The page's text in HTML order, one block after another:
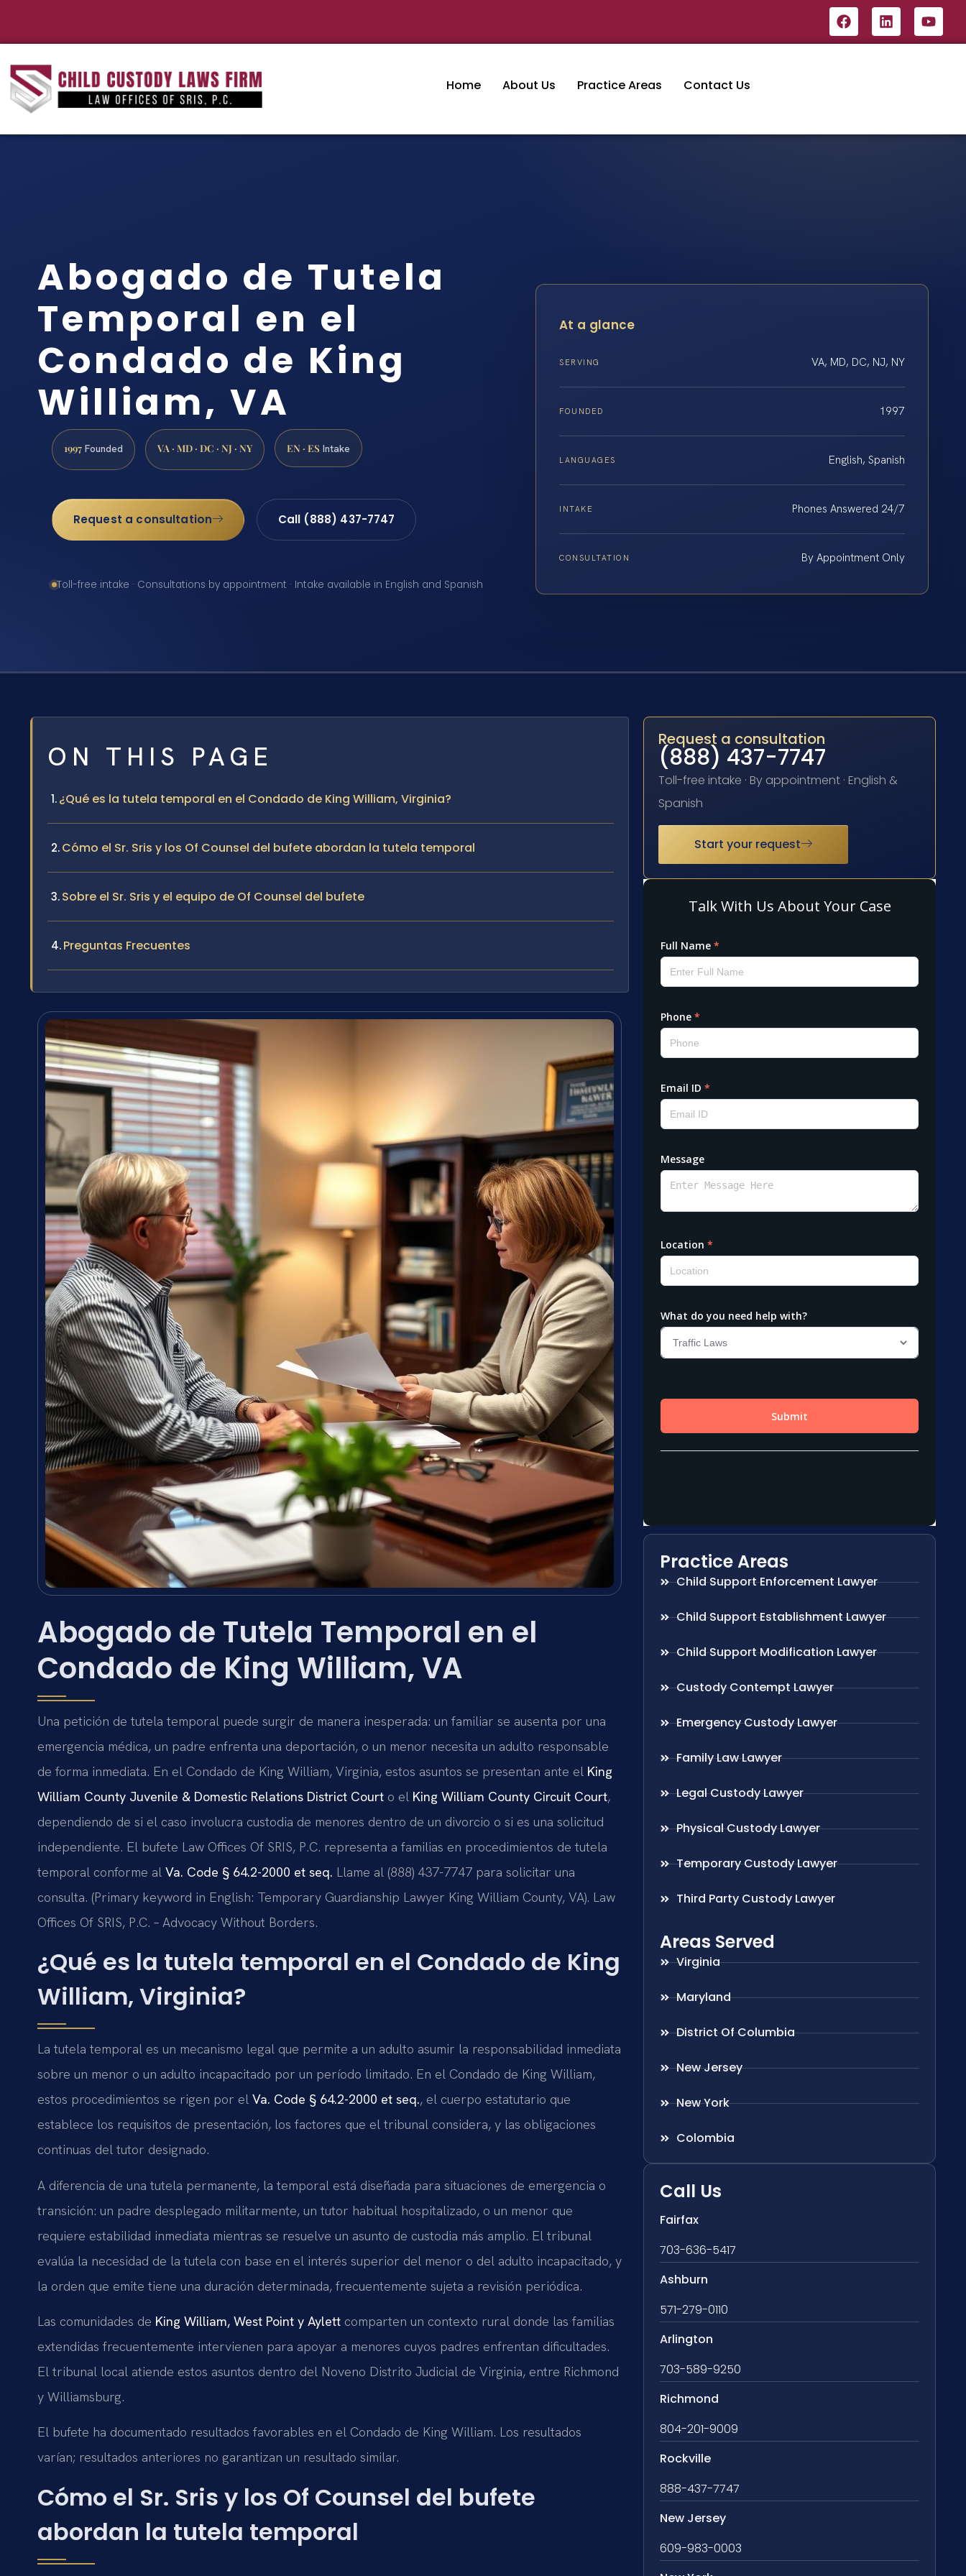
Home About Us Practice Areas Contact Us
Abogado de Tutela
Temporal en el
Condado de King
William, VA
1997 Founded VA · MD · DC · NJ · NY EN · ES Intake
Request a consultation Call (888) 437-7747
Toll-free intake · Consultations by appointment · Intake available in English and Spanish
At a glance
SERVING VA, MD, DC, NJ, NY
FOUNDED 1997
LANGUAGES English, Spanish
INTAKE Phones Answered 24/7
CONSULTATION By Appointment Only
ON THIS PAGE
¿Qué es la tutela temporal en el Condado de King William, Virginia?
Cómo el Sr. Sris y los Of Counsel del bufete abordan la tutela temporal
Sobre el Sr. Sris y el equipo de Of Counsel del bufete
Preguntas Frecuentes
Abogado de Tutela Temporal en el
Condado de King William, VA
Una petición de tutela temporal puede surgir de manera inesperada: un familiar se ausenta por una
emergencia médica, un padre enfrenta una deportación, o un menor necesita un adulto responsable
de forma inmediata. En el Condado de King William, Virginia, estos asuntos se presentan ante el King
William County Juvenile & Domestic Relations District Court o el King William County Circuit Court,
dependiendo de si el caso involucra custodia de menores dentro de un divorcio o si es una solicitud
independiente. El bufete Law Offices Of SRIS, P.C. representa a familias en procedimientos de tutela
temporal conforme al Va. Code § 64.2-2000 et seq. Llame al (888) 437-7747 para solicitar una
consulta. (Primary keyword in English: Temporary Guardianship Lawyer King William County, VA). Law
Offices Of SRIS, P.C. – Advocacy Without Borders.
¿Qué es la tutela temporal en el Condado de King
William, Virginia?
La tutela temporal es un mecanismo legal que permite a un adulto asumir la responsabilidad inmediata
sobre un menor o un adulto incapacitado por un período limitado. En el Condado de King William,
estos procedimientos se rigen por el Va. Code § 64.2-2000 et seq., el cuerpo estatutario que
establece los requisitos de presentación, los factores que el tribunal considera, y las obligaciones
continuas del tutor designado.
A diferencia de una tutela permanente, la temporal está diseñada para situaciones de emergencia o
transición: un padre desplegado militarmente, un tutor habitual hospitalizado, o un menor que
requiere estabilidad inmediata mientras se resuelve un asunto de custodia más amplio. El tribunal
evalúa la necesidad de la tutela con base en el interés superior del menor o del adulto incapacitado, y
la orden que emite tiene una duración determinada, frecuentemente sujeta a revisión periódica.
Las comunidades de King William, West Point y Aylett comparten un contexto rural donde las familias
extendidas frecuentemente intervienen para apoyar a menores cuyos padres enfrentan dificultades.
El tribunal local atiende estos asuntos dentro del Noveno Distrito Judicial de Virginia, entre Richmond
y Williamsburg.
El bufete ha documentado resultados favorables en el Condado de King William. Los resultados
varían; resultados anteriores no garantizan un resultado similar.
Cómo el Sr. Sris y los Of Counsel del bufete
abordan la tutela temporal
Request a consultation
(888) 437-7747
Toll-free intake · By appointment · English &
Spanish
Start your request
Practice Areas
Child Support Enforcement Lawyer
Child Support Establishment Lawyer
Child Support Modification Lawyer
Custody Contempt Lawyer
Emergency Custody Lawyer
Family Law Lawyer
Legal Custody Lawyer
Physical Custody Lawyer
Temporary Custody Lawyer
Third Party Custody Lawyer
Areas Served
Virginia
Maryland
District Of Columbia
New Jersey
New York
Colombia
Call Us
Fairfax
703-636-5417
Ashburn
571-279-0110
Arlington
703-589-9250
Richmond
804-201-9009
Rockville
888-437-7747
New Jersey
609-983-0003